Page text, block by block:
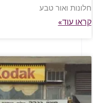
חלונות ואור טבע
קראו עוד»